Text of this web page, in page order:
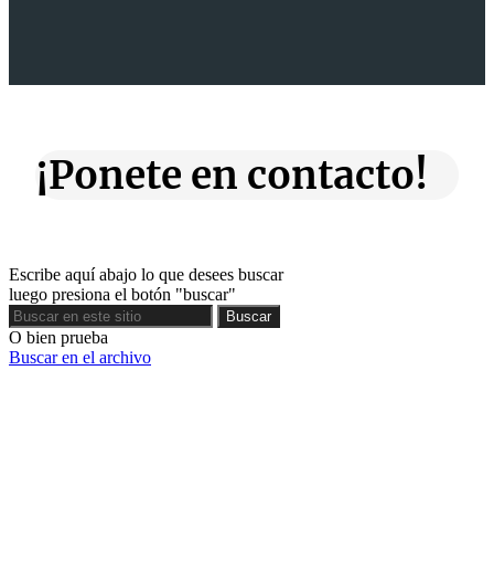
¡Ponete en contacto!
Escribe aquí abajo lo que desees buscar
luego presiona el botón "buscar"
Buscar
Buscar
O bien prueba
Buscar en el archivo